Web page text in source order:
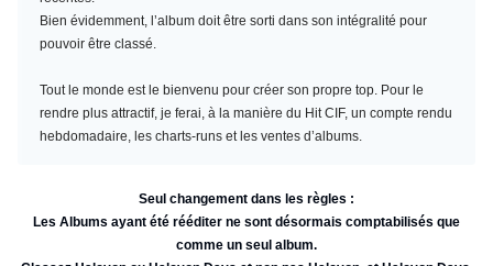
Bien évidemment, l’album doit être sorti dans son intégralité pour
pouvoir être classé.
Tout le monde est le bienvenu pour créer son propre top. Pour le
rendre plus attractif, je ferai, à la manière du Hit CIF, un compte rendu
hebdomadaire, les charts-runs et les ventes d’albums.
Seul changement dans les règles :
Les Albums ayant été rééditer ne sont désormais comptabilisés que
comme un seul album.